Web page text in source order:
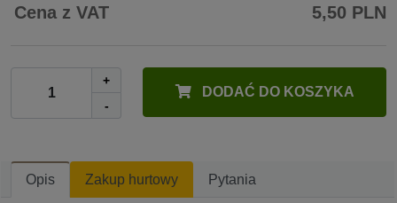
Cena z VAT 5,50 PLN
+
-
DODAĆ DO KOSZYKA
Opis Zakup hurtowy Pytania